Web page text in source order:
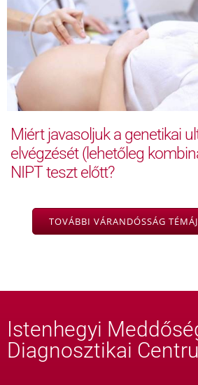
Miért javasoljuk a genetikai
elvégzését (lehetőleg
NIPT teszt előtt?
TOVÁBBI VÁRANDÓSSÁG
Istenhegyi
Diagnosztikai